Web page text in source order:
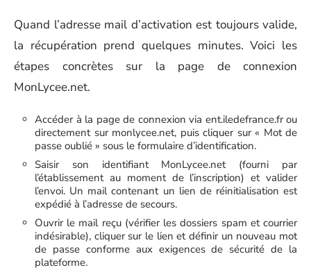
Quand l’adresse mail d’activation est toujours valide,
la récupération prend quelques minutes. Voici les
étapes concrètes sur la page de connexion
MonLycee.net.
Accéder à la page de connexion via ent.iledefrance.fr ou
directement sur monlycee.net, puis cliquer sur « Mot de
passe oublié » sous le formulaire d’identification.
Saisir son identifiant MonLycee.net (fourni par
l’établissement au moment de l’inscription) et valider
l’envoi. Un mail contenant un lien de réinitialisation est
expédié à l’adresse de secours.
Ouvrir le mail reçu (vérifier les dossiers spam et courrier
indésirable), cliquer sur le lien et définir un nouveau mot
de passe conforme aux exigences de sécurité de la
plateforme.